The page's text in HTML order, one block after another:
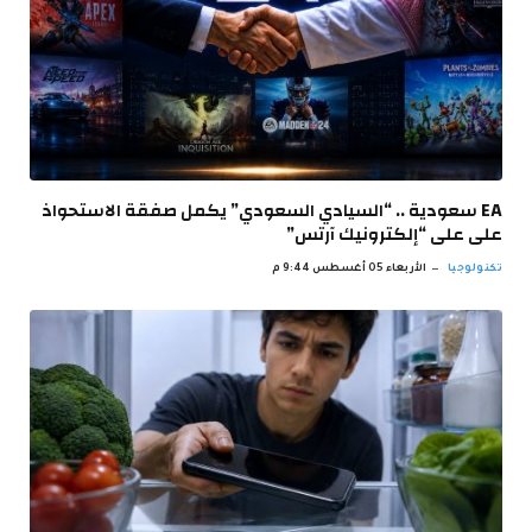
EA سعودية .. “السيادي السعودي” يكمل صفقة الاستحواذ
على على “إلكترونيك آرتس”
تكنولوجيا الأربعاء 05 أغسطس 9:44 م